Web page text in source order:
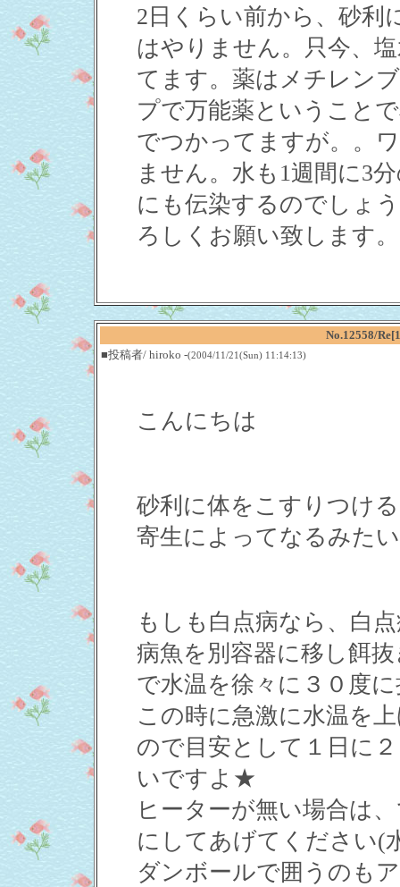
2日くらい前から、砂利
はやりません。只今、
てます。薬はメチレン
プで万能薬ということ
でつかってますが。。
ません。水も1週間に3
にも伝染するのでしょ
ろしくお願い致します。
No.12558/
■投稿者/ hiroko -(2004/11/21(Sun) 11:14:13)
こんにちは
砂利に体をこすりつけ
寄生によってなるみた
もしも白点病なら、白
病魚を別容器に移し餌
で水温を徐々に３０度
この時に急激に水温を
ので目安として１日に
いですよ★
ヒーターが無い場合は
にしてあげてください(
ダンボールで囲うのも